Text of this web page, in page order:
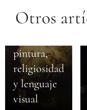
Otros
Sevilla
pintura,
religiosidad
y lenguaje
visual